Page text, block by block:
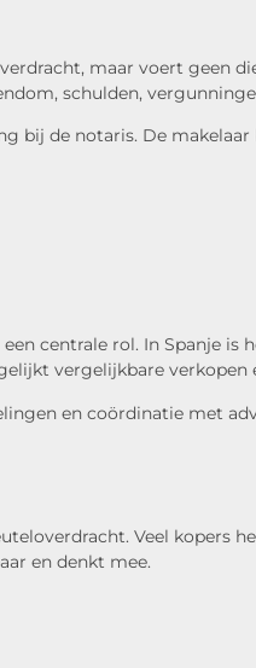
maar voert geen
schulden,
bij de notaris. De
een centrale rol. In Spanje is
vergelijkbare
en coördinatie met
Veel
en denkt mee.